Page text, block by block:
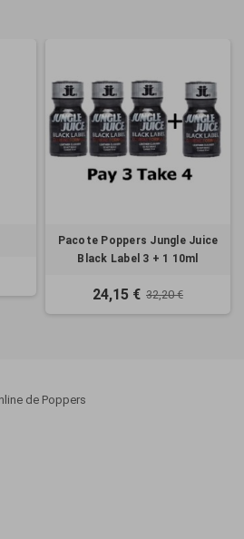
Pacote Poppers Jungle Juice
Black Label 3 + 1 10ml
24,15 € 32,20 €
de Poppers